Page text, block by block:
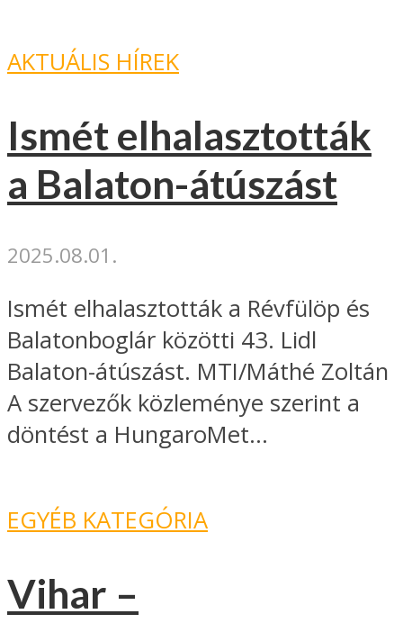
AKTUÁLIS HÍREK
Ismét elhalasztották
a Balaton-átúszást
2025.08.01.
Ismét elhalasztották a Révfülöp és
Balatonboglár közötti 43. Lidl
Balaton-átúszást. MTI/Máthé Zoltán
A szervezők közleménye szerint a
döntést a HungaroMet...
EGYÉB KATEGÓRIA
Vihar –